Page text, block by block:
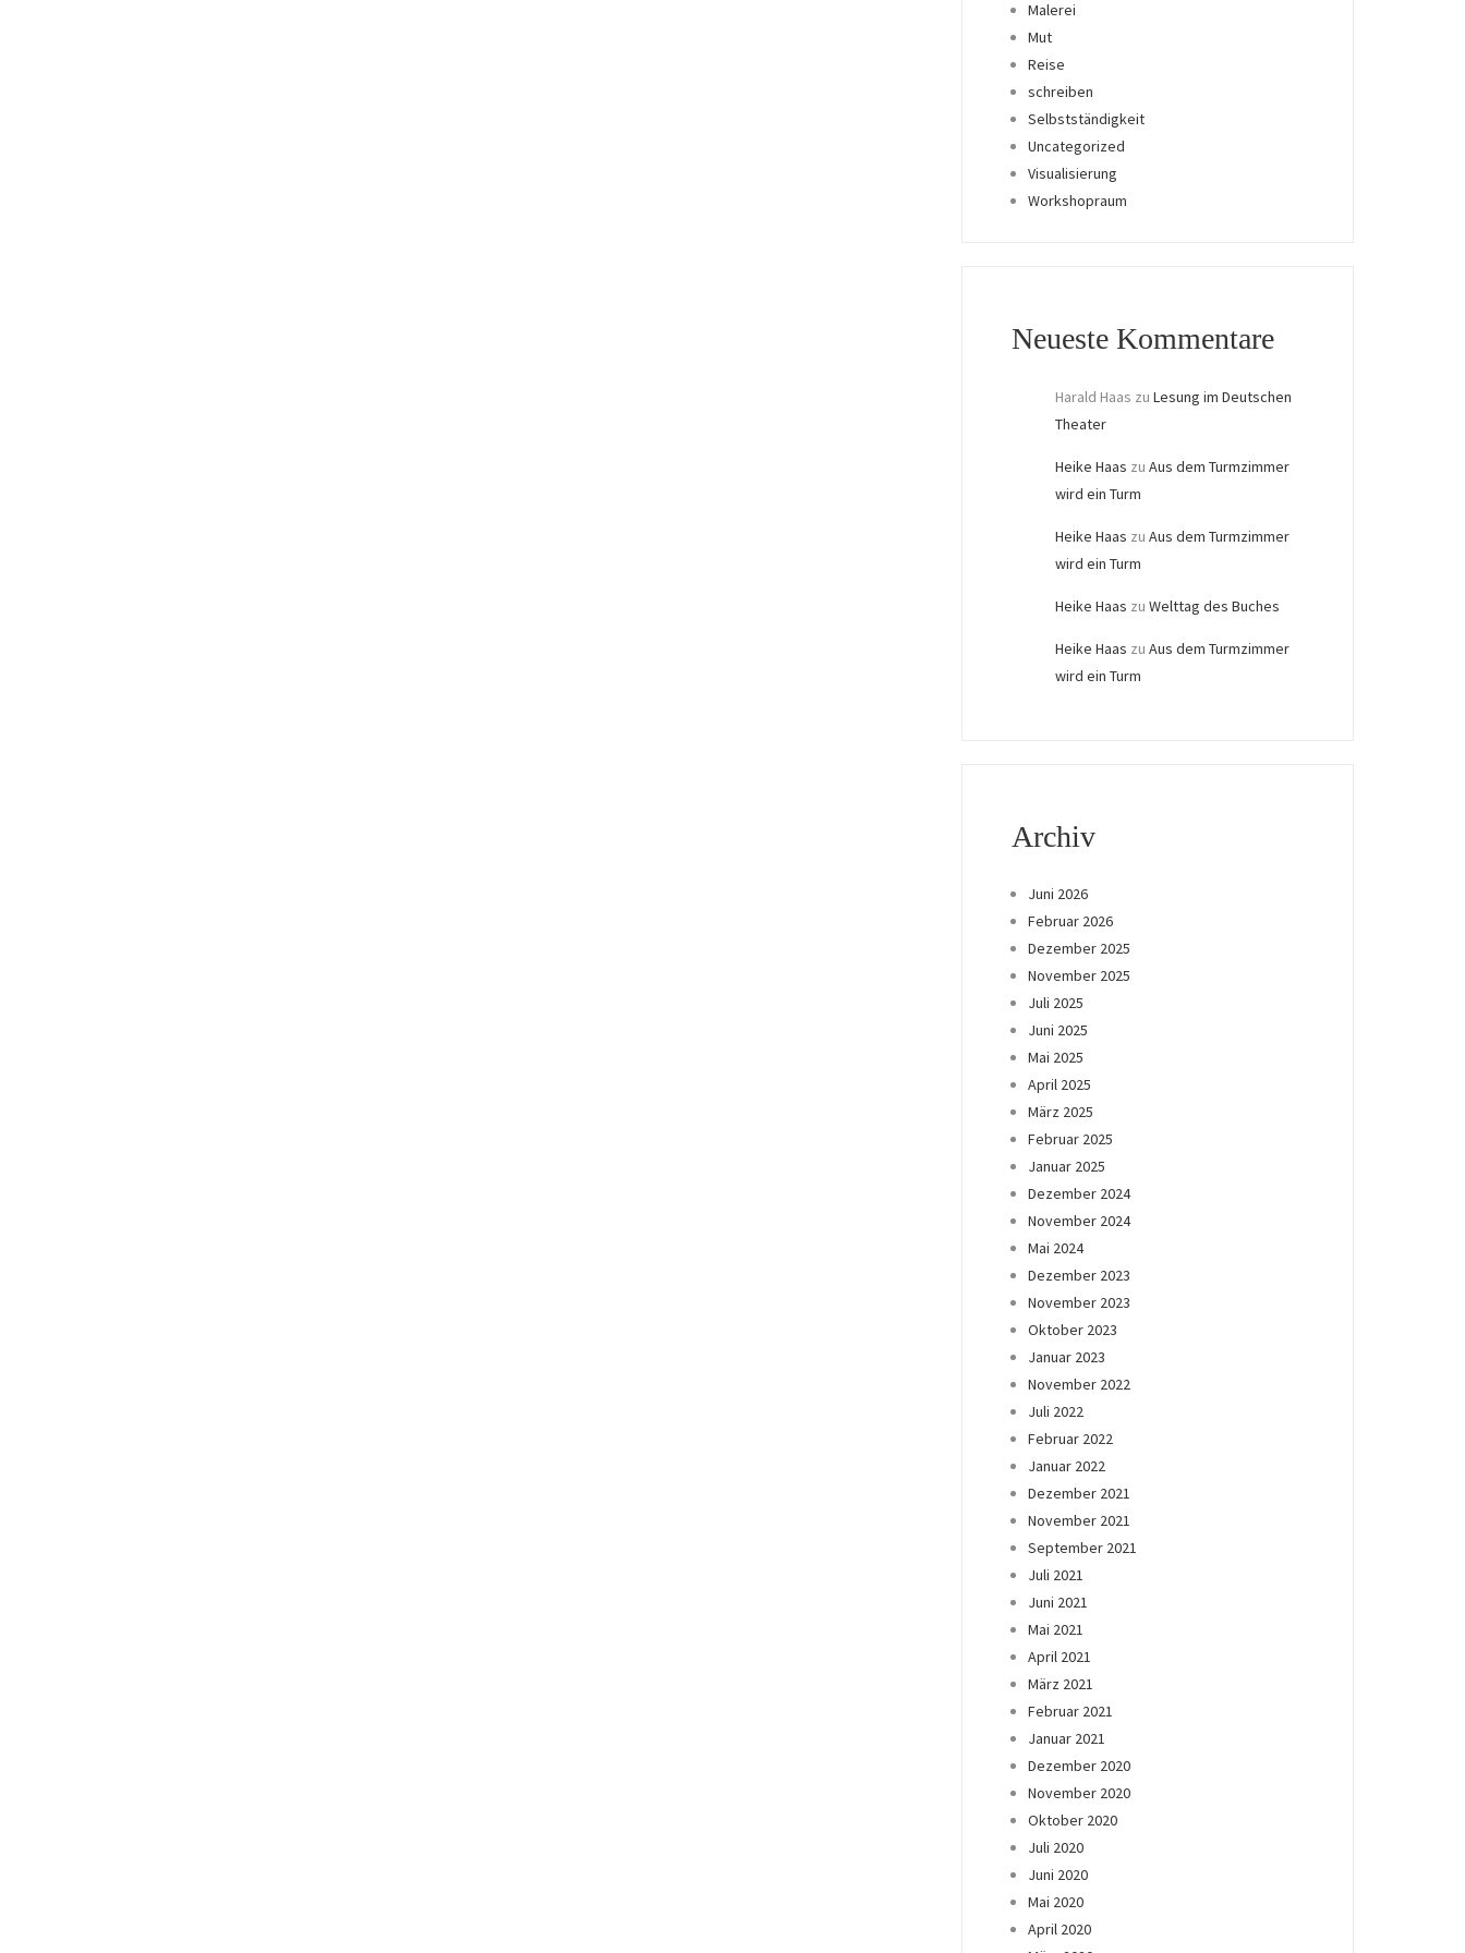
Malerei
Mut
Reise
schreiben
Selbstständigkeit
Uncategorized
Visualisierung
Workshopraum
Neueste Kommentare
Harald Haas zu Lesung im Deutschen
Theater
Heike Haas zu Aus dem Turmzimmer
wird ein Turm
Heike Haas zu Aus dem Turmzimmer
wird ein Turm
Heike Haas zu Welttag des Buches
Heike Haas zu Aus dem Turmzimmer
wird ein Turm
Archiv
Juni 2026
Februar 2026
Dezember 2025
November 2025
Juli 2025
Juni 2025
Mai 2025
April 2025
März 2025
Februar 2025
Januar 2025
Dezember 2024
November 2024
Mai 2024
Dezember 2023
November 2023
Oktober 2023
Januar 2023
November 2022
Juli 2022
Februar 2022
Januar 2022
Dezember 2021
November 2021
September 2021
Juli 2021
Juni 2021
Mai 2021
April 2021
März 2021
Februar 2021
Januar 2021
Dezember 2020
November 2020
Oktober 2020
Juli 2020
Juni 2020
Mai 2020
April 2020